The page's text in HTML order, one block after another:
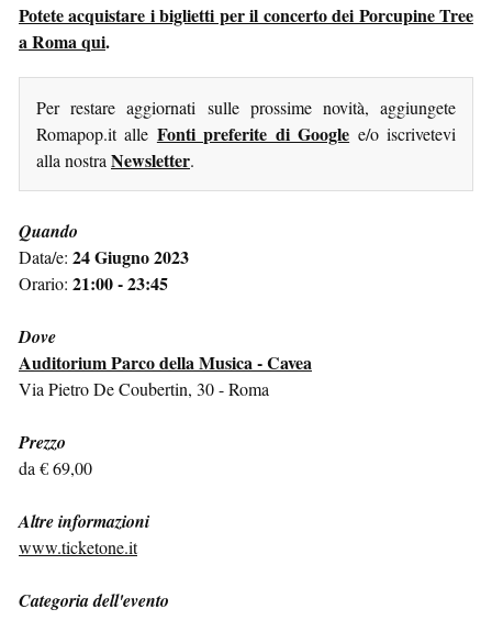
Potete acquistare i biglietti per il concerto dei Porcupine Tree
a Roma qui.
Per restare aggiornati sulle prossime novità, aggiungete
Romapop.it alle Fonti preferite di Google e/o iscrivetevi
alla nostra Newsletter.
Quando
Data/e: 24 Giugno 2023
Orario: 21:00 - 23:45
Dove
Auditorium Parco della Musica - Cavea
Via Pietro De Coubertin, 30 - Roma
Prezzo
da € 69,00
Altre informazioni
www.ticketone.it
Categoria dell'evento